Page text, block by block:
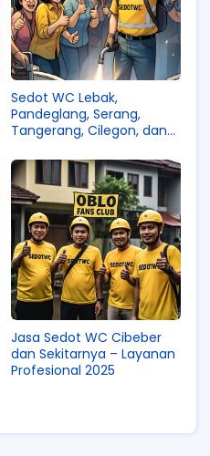
Sedot WC Lebak,
Pandeglang, Serang,
Tangerang, Cilegon, dan
Praktis Atasi Masalah
Saluran!
Jasa Sedot WC Cibeber
dan Sekitarnya – Layanan
Profesional 2025